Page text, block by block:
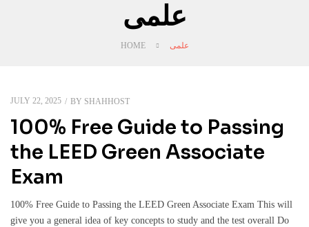
علمی
HOME علمی
JULY 22, 2025 BY SHAHHOST
100% Free Guide to Passing
the LEED Green Associate
Exam
100% Free Guide to Passing the LEED Green Associate Exam This will
give you a general idea of key concepts to study and the test overall Do